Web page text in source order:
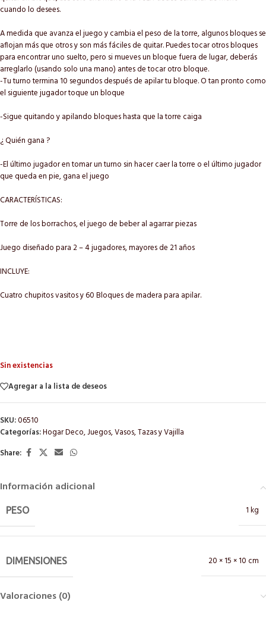
cuando lo desees.
A medida que avanza el juego y cambia el peso de la torre, algunos bloques se
aflojan más que otros y son más fáciles de quitar. Puedes tocar otros bloques
para encontrar uno suelto, pero si mueves un bloque fuera de lugar, deberás
arreglarlo (usando solo una mano) antes de tocar otro bloque.
-Tu turno termina 10 segundos después de apilar tu bloque. O tan pronto como
el siguiente jugador toque un bloque
-Sigue quitando y apilando bloques hasta que la torre caiga
¿ Quién gana ?
-El último jugador en tomar un turno sin hacer caer la torre o el último jugador
que queda en pie, gana el juego
CARACTERÍSTICAS:
Torre de los borrachos, el juego de beber al agarrar piezas
Juego diseñado para 2 – 4 jugadores, mayores de 21 años
INCLUYE:
Cuatro chupitos vasitos y 60 Bloques de madera para apilar.
Sin existencias
Agregar a la lista de deseos
SKU:06510
Categorías:Hogar Deco,Juegos,Vasos, Tazas y Vajilla
Share:
Información adicional
PESO 1 kg
DIMENSIONES 20 × 15 × 10 cm
Valoraciones (0)